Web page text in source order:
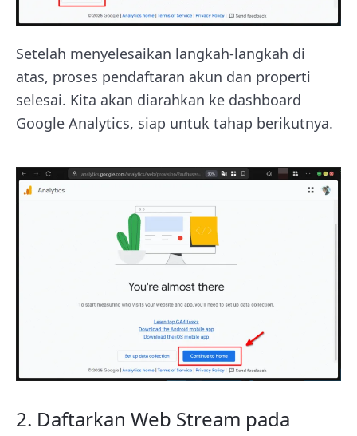
Setelah menyelesaikan langkah-langkah di
atas, proses pendaftaran akun dan properti
selesai. Kita akan diarahkan ke dashboard
Google Analytics, siap untuk tahap berikutnya.
2. Daftarkan Web Stream pada